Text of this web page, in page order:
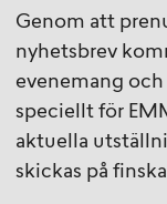
Genom att
nyhetsbrev
evenemang
speciellt för
aktuella
skickas på